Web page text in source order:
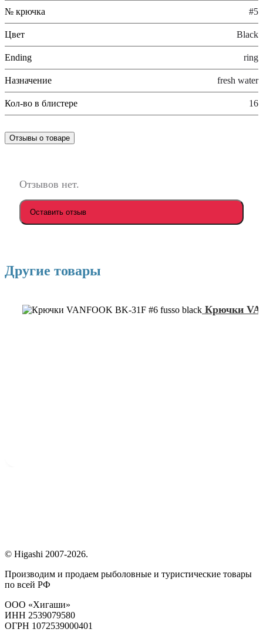
№ крючка #5
Цвет Black
Ending ring
Назначение fresh water
Кол-во в блистере 16
Отзывы о товаре
Отзывов нет.
Оставить отзыв
Другие товары
Крючки
© Higashi 2007-2026.
Производим и продаем рыболовные и туристические товары
по всей РФ
ООО «Хигаши»
ИНН 2539079580
ОГРН 1072539000401